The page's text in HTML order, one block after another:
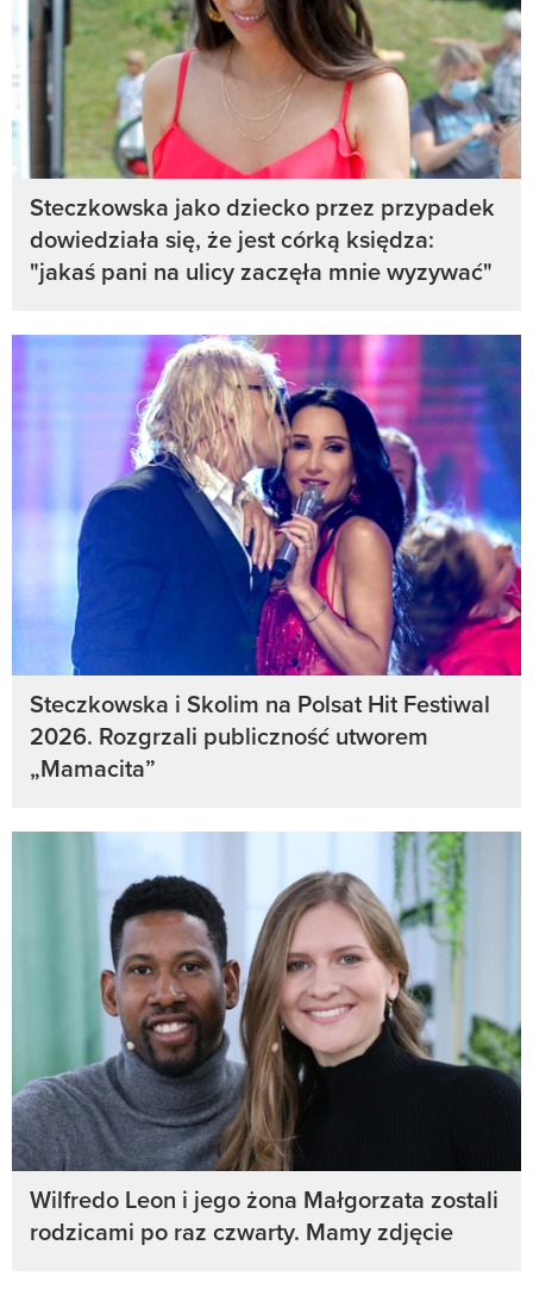
Steczkowska jako dziecko przez przypadek
dowiedziała się, że jest córką księdza:
"jakaś pani na ulicy zaczęła mnie wyzywać"
Steczkowska i Skolim na Polsat Hit Festiwal
2026. Rozgrzali publiczność utworem
„Mamacita”
Wilfredo Leon i jego żona Małgorzata zostali
rodzicami po raz czwarty. Mamy zdjęcie